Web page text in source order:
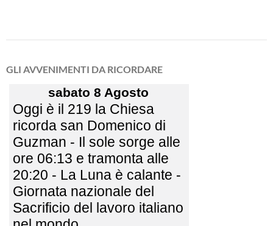
GLI AVVENIMENTI DA RICORDARE